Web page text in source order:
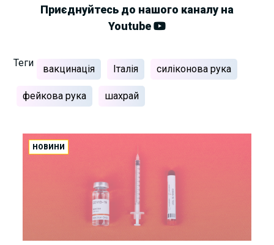
Приєднуйтесь до нашого каналу на
Youtube
Теги
вакцинація Італія силіконова рука
фейкова рука шахрай
НОВИНИ